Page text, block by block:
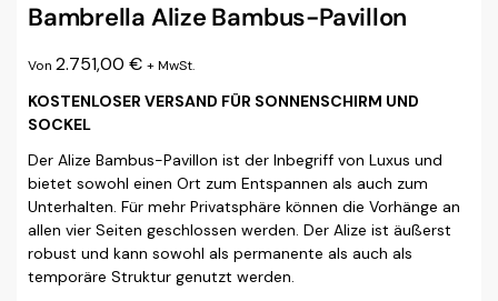
Bambrella Alize Bambus-Pavillon
Von 2.751,00 € + MwSt.
KOSTENLOSER VERSAND FÜR SONNENSCHIRM UND
SOCKEL
Der Alize Bambus-Pavillon ist der Inbegriff von Luxus und
bietet sowohl einen Ort zum Entspannen als auch zum
Unterhalten. Für mehr Privatsphäre können die Vorhänge an
allen vier Seiten geschlossen werden. Der Alize ist äußerst
robust und kann sowohl als permanente als auch als
temporäre Struktur genutzt werden.